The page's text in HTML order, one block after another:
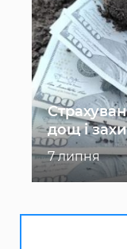
дощ і
7 липня